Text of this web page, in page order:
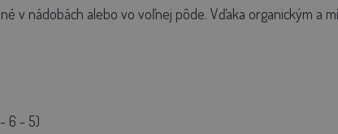
v nádobách alebo vo voľnej pôde. Vďaka organickým a
6 - 5)